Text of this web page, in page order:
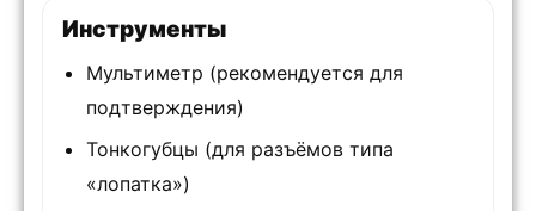
Инструменты
Мультиметр (рекомендуется для
подтверждения)
Тонкогубцы (для разъёмов типа
«лопатка»)